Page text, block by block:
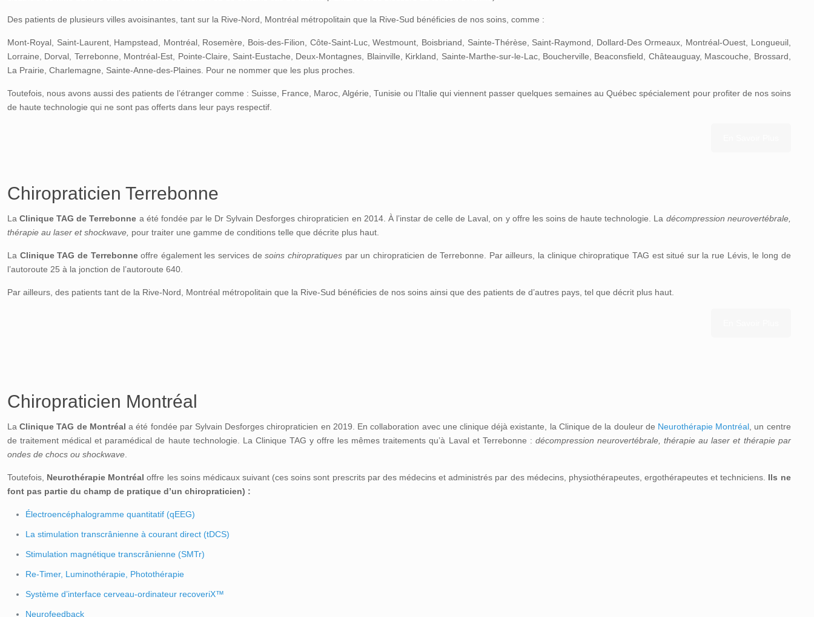
Des patients de plusieurs villes avoisinantes, tant sur la Rive-Nord, Montréal métropolitain que la Rive-Sud bénéficies de nos soins, comme :
Mont-Royal, Saint-Laurent, Hampstead, Montréal, Rosemère, Bois-des-Filion, Côte-Saint-Luc, Westmount, Boisbriand, Sainte-Thérèse, Saint-Raymond, Dollard-Des Ormeaux, Montréal-Ouest, Longueuil,
Lorraine, Dorval, Terrebonne, Montréal-Est, Pointe-Claire, Saint-Eustache, Deux-Montagnes, Blainville, Kirkland, Sainte-Marthe-sur-le-Lac, Boucherville, Beaconsfield, Châteauguay, Mascouche, Brossard,
La Prairie, Charlemagne, Sainte-Anne-des-Plaines. Pour ne nommer que les plus proches.
Toutefois, nous avons aussi des patients de l’étranger comme : Suisse, France, Maroc, Algérie, Tunisie ou l’Italie qui viennent passer quelques semaines au Québec spécialement pour profiter de nos soins
de haute technologie qui ne sont pas offerts dans leur pays respectif.
Chiropraticien Terrebonne
LaClinique TAG de Terrebonne a été fondée par le Dr Sylvain Desforges chiropraticien en 2014. À l’instar de celle de Laval, on y offre les soins de haute technologie. La décompression neurovertébrale,
thérapie au laser et shockwave, pour traiter une gamme de conditions telle que décrite plus haut.
La Clinique TAG de Terrebonneoffre également les services desoins chiropratiquespar un chiropraticien de Terrebonne. Par ailleurs, la clinique chiropratique TAG est situé sur la rue Lévis, le long de
l’autoroute 25 à la jonction de l’autoroute 640.
Par ailleurs, des patients tant de la Rive-Nord, Montréal métropolitain que la Rive-Sud bénéficies de nos soins ainsi que des patients de d’autres pays, tel que décrit plus haut.
Chiropraticien Montréal
LaClinique TAG de Montréal a été fondée par Sylvain Desforges chiropraticien en 2019. En collaboration avec une clinique déjà existante, la Clinique de la douleur de Neurothérapie Montréal , un centre
de traitement médical et paramédical de haute technologie. La Clinique TAG y offre les mêmes traitements qu’à Laval et Terrebonne : décompression neurovertébrale, thérapie au laser et thérapie par
ondes de chocs ou shockwave
Toutefois, Neurothérapie Montréal offre les soins médicaux suivant (ces soins sont prescrits par des médecins et administrés par des médecins, physiothérapeutes, ergothérapeutes et techniciens. Ils ne
font pas partie du champ de pratique d’un chiropraticien) :
Électroencéphalogramme quantitatif (qEEG)
La stimulation transcrânienne à courant direct (tDCS)
Stimulation magnétique transcrânienne (SMTr)
Re-Timer, Luminothérapie, Photothérapie
Système d’interface cerveau-ordinateur recoveriX™
Neurofeedback